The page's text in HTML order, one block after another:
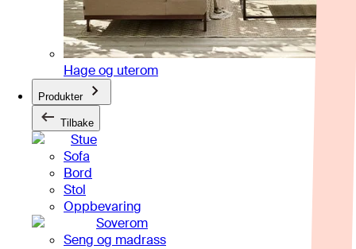
Hage og uterom
Produkter
Tilbake
Stue
Sofa
Bord
Stol
Oppbevaring
Soverom
Seng og madrass